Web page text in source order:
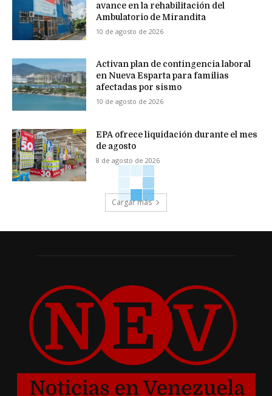
avance en la rehabilitación del
Ambulatorio de Mirandita
10 de agosto de 2026
Activan plan de contingencia laboral
en Nueva Esparta para familias
afectadas por sismo
10 de agosto de 2026
EPA ofrece liquidación durante el mes
de agosto
8 de agosto de 2026
Cargar más